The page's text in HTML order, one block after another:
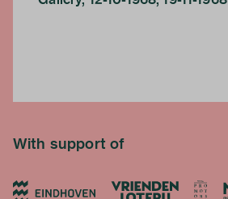
With support of